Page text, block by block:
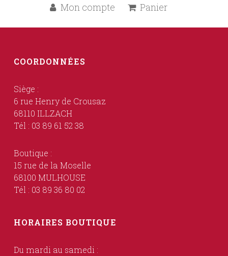
Mon compte Panier
COORDONNÉES
Siège :
6 rue Henry de Crousaz
68110 ILLZACH
Tél : 03 89 61 52 38
Boutique :
15 rue de la Moselle
68100 MULHOUSE
Tél : 03 89 36 80 02
HORAIRES BOUTIQUE
Du mardi au samedi :